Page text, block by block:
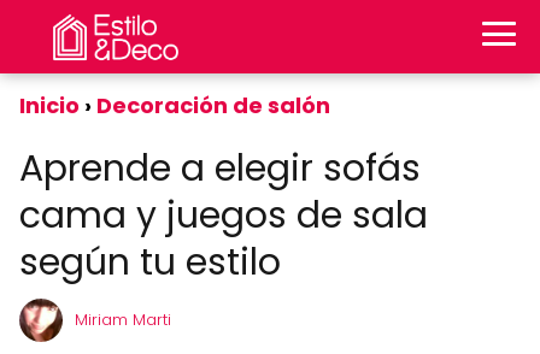
Inicio Decoración de salón
Aprende a elegir sofás
cama y juegos de sala
según tu estilo
Miriam Marti